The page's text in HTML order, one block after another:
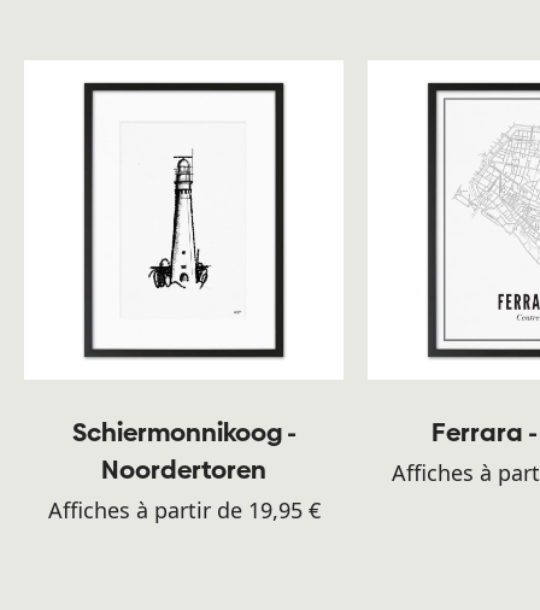
Schiermonnikoog -
Noordertoren
Affiches à partir de 19,95 €
Ferrara
Affiches à